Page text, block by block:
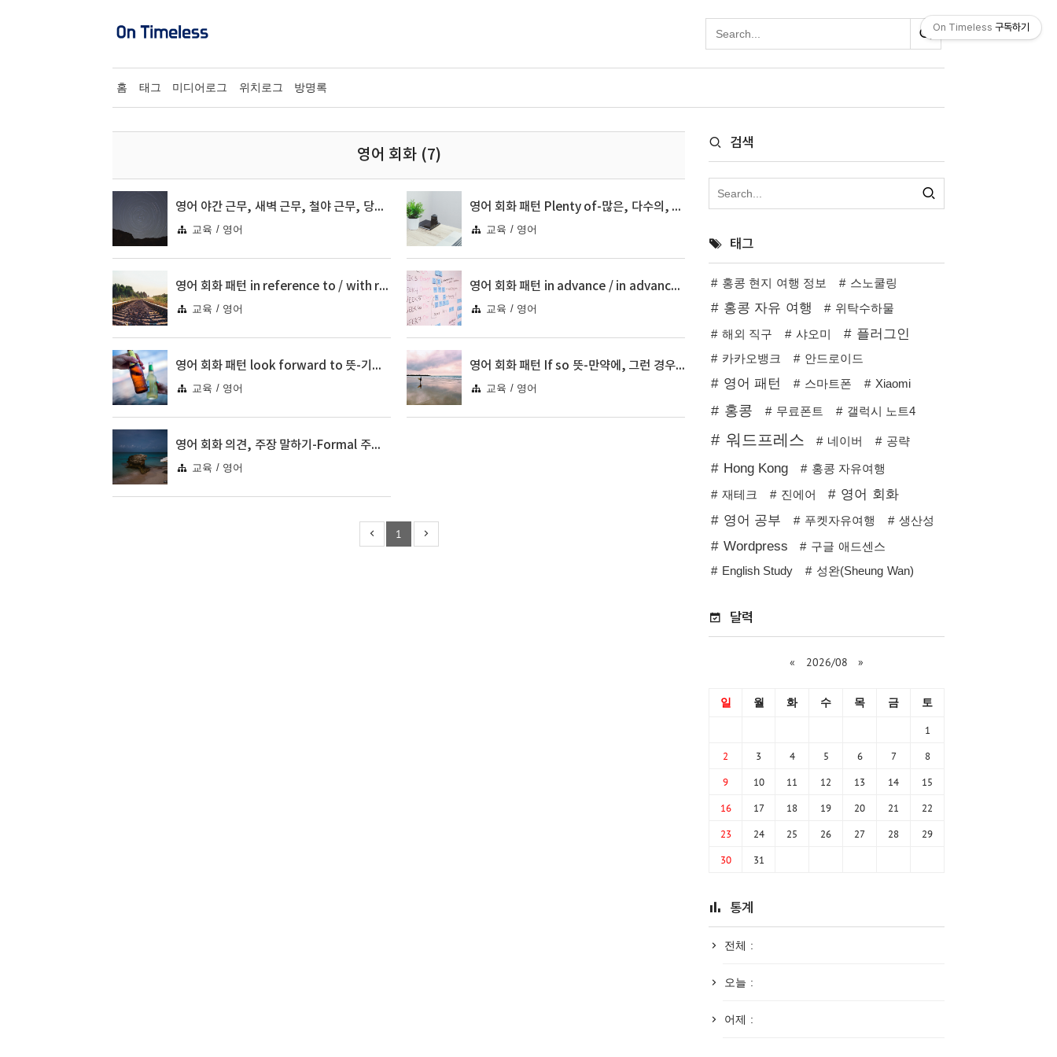
홈 태그 미디어로그 위치로그 방명록
영어 회화 (7)
영어 야간 근무, 새벽 근무, 철야 근무, 당직-Graveyard Shift, 패턴회화
교육 / 영어
영어 회화 패턴 Plenty of-많은, 다수의, Feel bad about-~에 안타깝다
교육 / 영어
영어 회화 패턴 in reference to / with reference to-~와 관련해서, ~에 대해서
교육 / 영어
영어 회화 패턴 in advance / in advance of-사전에, 이전에, ~보다 미리
교육 / 영어
영어 회화 패턴 look forward to 뜻-기대하다, ~을 학수고대하다
교육 / 영어
영어 회화 패턴 If so 뜻-만약에, 그런 경우라면, 만약 그렇다면
교육 / 영어
영어 회화 의견, 주장 말하기-Formal 주장, 의견표현
교육 / 영어
1
검색
태그
홍콩 현지 여행 정보 스노쿨링
홍콩 자유 여행
위탁수하물
해외 직구
샤오미 플러그인
카카오뱅크 안드로이드
영어 패턴 스마트폰 Xiaomi
홍콩 무료폰트 갤럭시 노트4
워드프레스 네이버 공략
Hong Kong
홍콩 자유여행
재테크
진에어
영어 회화
영어 공부
푸켓자유여행 생산성
Wordpress
구글 애드센스
English Study
성완(Sheung Wan)
달력
« 2026/08 »
일 월 화 수 목 금 토
1
2 3 4 5 6 7 8
9 10 11 12 13 14 15
16 17 18 19 20 21 22
23 24 25 26 27 28 29
30 31
통계
전체 :
오늘 :
어제 :
On Timeless 구독하기